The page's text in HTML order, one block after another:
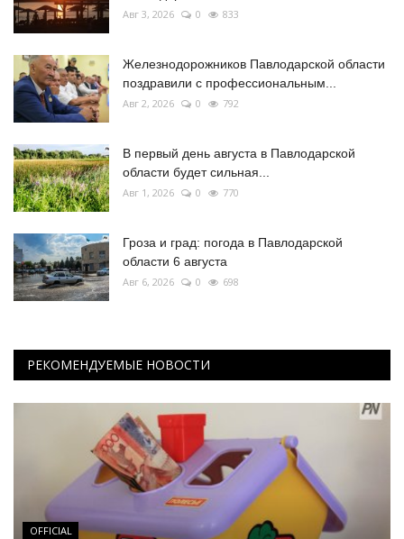
Авг 3, 2026 0 833
Железнодорожников Павлодарской области
поздравили с профессиональным...
Авг 2, 2026 0 792
В первый день августа в Павлодарской
области будет сильная...
Авг 1, 2026 0 770
Гроза и град: погода в Павлодарской
области 6 августа
Авг 6, 2026 0 698
РЕКОМЕНДУЕМЫЕ НОВОСТИ
OFFICIAL